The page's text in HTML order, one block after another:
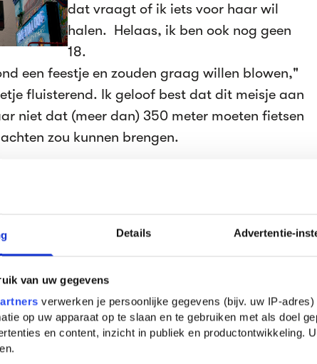
Details Advertentie-
van uw gegevens
verwerken je persoonlijke gegevens (bijv. uw IP-
op uw apparaat op te slaan en te gebruiken met als doel
en content, inzicht in publiek en productontwikkeling.
dat vraagt of ik iets voor haar wil
halen. Helaas, ik ben ook nog geen
18.
een feestje en zouden graag willen blowen,"
fluisterend. Ik geloof best dat dit meisje aan
niet dat (meer dan) 350 meter moeten fietsen
zou kunnen brengen.
verleiding? Dat je helemaal niet van
blowen, maar een wietwalm ruikt op de fiets
in eigenlijk"? Ik spreek een blowende vriend van
de nieuwe regel te dicht bij een coffeeshop
er bijna niemand naar de shop. Er zijn maar
voor je zouden kunnen halen, dus het is zo
minderjarige."